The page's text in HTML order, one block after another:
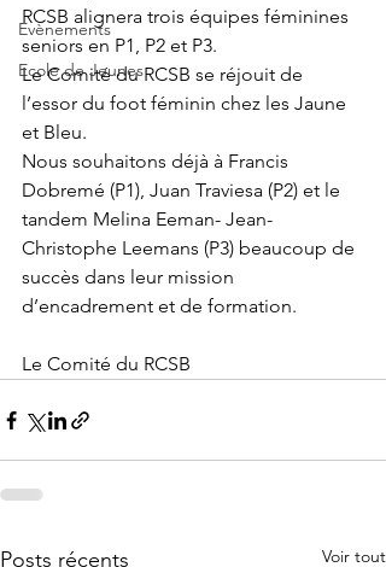
Evènements
Ecole de Jeunes
RCSB alignera trois équipes féminines
seniors en P1, P2 et P3.
Le Comité du RCSB se réjouit de
l’essor du foot féminin chez les Jaune
et Bleu.
Nous souhaitons déjà à Francis
Dobremé (P1), Juan Traviesa (P2) et le
tandem Melina Eeman- Jean-
Christophe Leemans (P3) beaucoup de
succès dans leur mission
d’encadrement et de formation.
Le Comité du RCSB
Posts récents Voir tout